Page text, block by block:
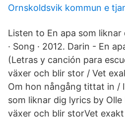
Ornskoldsvik kommun e
Listen to En apa som
· Song · 2012. Darin - En
(Letras y canción para
växer och blir stor / Vet
Om hon nångång tittat in /
som liknar dig lyrics by
växer och blir storVet